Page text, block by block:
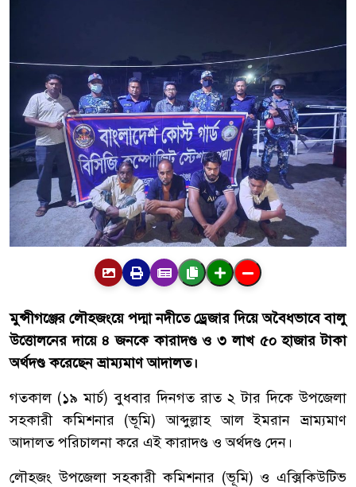
মুন্সীগঞ্জের লৌহজংয়ে পদ্মা নদীতে ড্রেজার দিয়ে অবৈধভাবে বালু
উত্তোলনের দায়ে ৪ জনকে কারাদণ্ড ও ৩ লাখ ৫০ হাজার টাকা
অর্থদণ্ড করেছেন ভ্রাম্যমাণ আদালত।
গতকাল (১৯ মার্চ) বুধবার দিনগত রাত ২ টার দিকে উপজেলা
সহকারী কমিশনার (ভূমি) আব্দুল্লাহ আল ইমরান ভ্রাম্যমাণ
আদালত পরিচালনা করে এই কারাদণ্ড ও অর্থদণ্ড দেন।
লৌহজং উপজেলা সহকারী কমিশনার (ভূমি) ও এক্সিকিউটিভ